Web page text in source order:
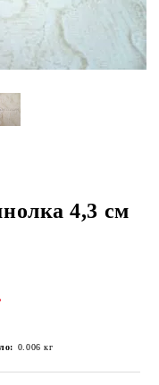
4,3 см
0.006 кг